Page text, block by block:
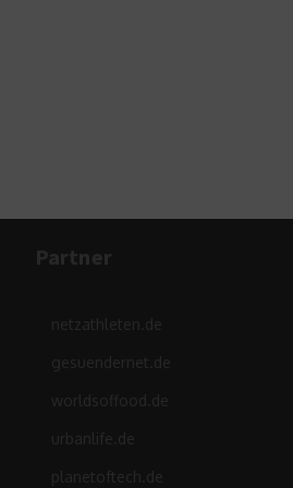
Partner
netzathleten.de
gesuendernet.de
worldsoffood.de
urbanlife.de
planetoftech.de